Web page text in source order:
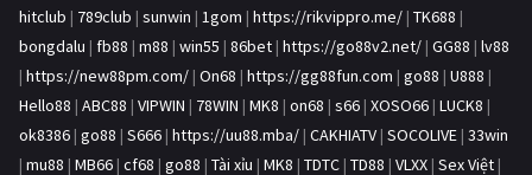
hitclub | 789club | sunwin | 1gom | https://rikvippro.me/ | TK688 |
bongdalu | fb88 | m88 | win55 | 86bet | https://go88v2.net/ | GG88 | lv88
| https://new88pm.com/ | On68 | https://gg88fun.com | go88 | U888 |
Hello88 | ABC88 | VIPWIN | 78WIN | MK8 | on68 | s66 | XOSO66 | LUCK8 |
ok8386 | go88 | S666 | https://uu88.mba/ | CAKHIATV | SOCOLIVE | 33win
| mu88 | MB66 | cf68 | go88 | Tài xỉu | MK8 | TDTC | TD88 | VLXX | Sex Việt |